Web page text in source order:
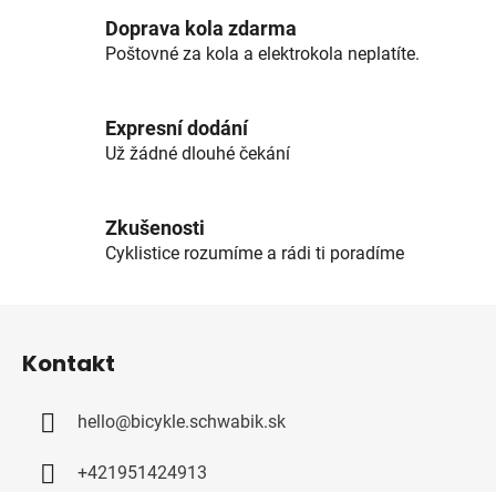
Doprava kola zdarma
Poštovné za kola a elektrokola neplatíte.
Expresní dodání
Už žádné dlouhé čekání
Zkušenosti
Cyklistice rozumíme a rádi ti poradíme
Kontakt
hello@bicykle.schwabik.sk
+421951424913